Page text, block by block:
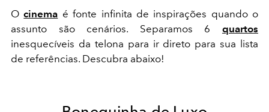
Ocinema é fonte infinita de inspirações quando o
assunto são cenários. Separamos 6 quartos
inesquecíveis da telona para ir direto para sua lista
de referências. Descubra abaixo!